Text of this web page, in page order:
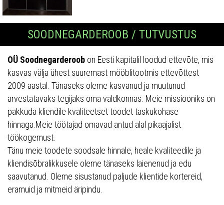
SOODNEGARDEROOB / TUTVUSTUS
OÜ Soodnegarderoob on Eesti kapitalil loodud ettevõte, mis
kasvas välja ühest suuremast mööblitootmis ettevõttest
2009 aastal. Tänaseks oleme kasvanud ja muutunud
arvestatavaks tegijaks oma valdkonnas. Meie missiooniks on
pakkuda kliendile kvaliteetset toodet taskukohase
hinnaga.Meie töötajad omavad antud alal pikaajalist
töökogemust.
Tänu meie toodete soodsale hinnale, heale kvaliteedile ja
kliendisõbralikkusele oleme tänaseks laienenud ja edu
saavutanud. Oleme sisustanud paljude klientide kortereid,
eramuid ja mitmeid äripindu.